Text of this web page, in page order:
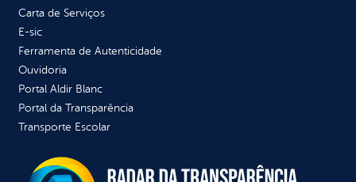
Carta de Serviços
E-sic
Ferramenta de Autenticidade
Ouvidoria
Portal Aldir Blanc
Portal da Transparência
Transporte Escolar